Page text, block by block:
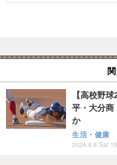
【高校野
平・大分商
か
生活・健康
2026.8.8 Sat